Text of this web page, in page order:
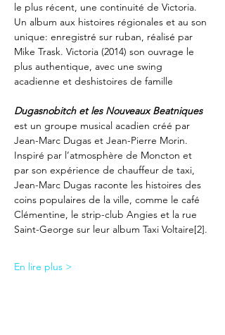
le plus récent, une continuité de Victoria.
Un album aux histoires régionales et au son
unique: enregistré sur ruban, réalisé par
Mike Trask. Victoria (2014) son ouvrage le
plus authentique, avec une swing
acadienne et deshistoires de famille
Dugasnobitch et les Nouveaux Beatniques
est un groupe musical acadien créé par
Jean-Marc Dugas et Jean-Pierre Morin.
Inspiré par l’atmosphère de Moncton et
par son expérience de chauffeur de taxi,
Jean-Marc Dugas raconte les histoires des
coins populaires de la ville, comme le café
Clémentine, le strip-club Angies et la rue
Saint-George sur leur album Taxi Voltaire[2].
En lire plus >